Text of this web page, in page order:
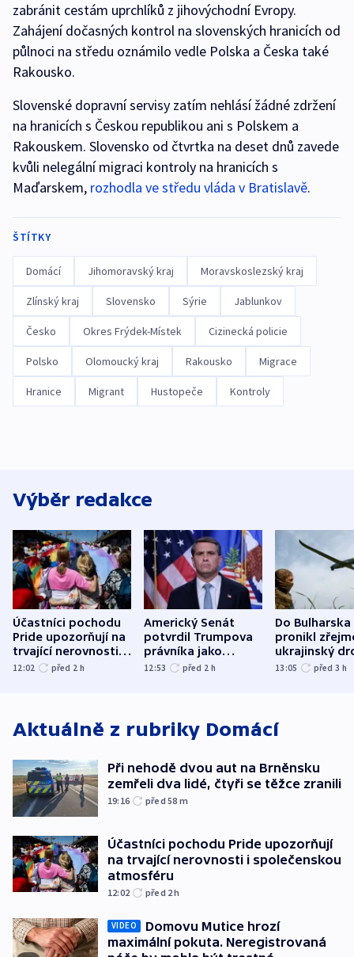
zabránit cestám uprchlíků z jihovýchodní Evropy.
Zahájení dočasných kontrol na slovenských hranicích od
půlnoci na středu oznámilo vedle Polska a Česka také
Rakousko.
Slovenské dopravní servisy zatím nehlásí žádné zdržení
na hranicích s Českou republikou ani s Polskem a
Rakouskem. Slovensko od čtvrtka na deset dnů zavede
kvůli nelegální migraci kontroly na hranicích s
Maďarskem, rozhodla ve středu vláda v Bratislavě.
ŠTÍTKY
Domácí Jihomoravský kraj Moravskoslezský kraj
Zlínský kraj Slovensko Sýrie Jablunkov
Česko Okres Frýdek-Místek Cizinecká policie
Polsko Olomoucký kraj Rakousko Migrace
Hranice Migrant Hustopeče Kontroly
Výběr redakce
Účastníci pochodu
Pride upozorňují na
trvající nerovnosti i
společenskou
12:02 před 2 h
Americký Senát
potvrdil Trumpova
právníka jako
ministra
12:53 před 2 h
Do Bulharska
pronikl
ukrajinský
explodoval
13:05 před 3 h
Aktuálně z rubriky Domácí
Při nehodě dvou aut na Brněnsku
zemřeli dva lidé, čtyři se těžce zranili
19:16 před 58 m
Účastníci pochodu Pride upozorňují
na trvající nerovnosti i společenskou
atmosféru
12:02 před 2h
VIDEO
Domovu Mutice hrozí
maximální pokuta. Neregistrovaná